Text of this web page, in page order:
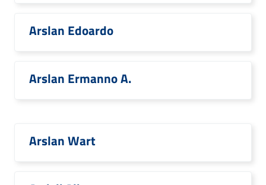
Arslan Edoardo
Arslan Ermanno A.
Arslan Wart